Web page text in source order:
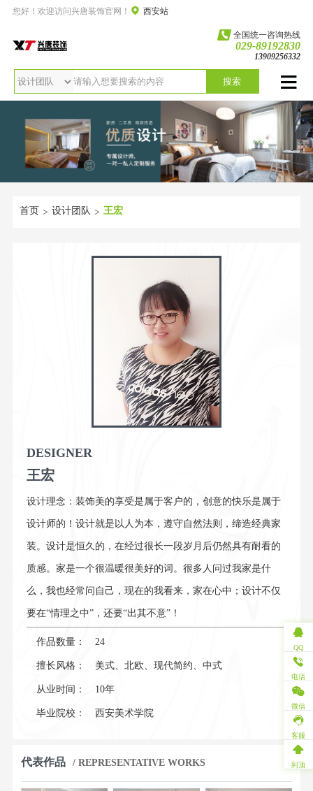
您好！欢迎访问兴唐装饰官网！ 西安站
全国统一咨询热线
029-89192830
13909256332
搜索
首页 > 设计团队 > 王宏
DESIGNER
王宏
设计理念：装饰美的享受是属于客户的，创意的快乐是属于
设计师的！设计就是以人为本，遵守自然法则，缔造经典家
装。设计是恒久的，在经过很长一段岁月后仍然具有耐看的
质感。家是一个很温暖很美好的词。很多人问过我家是什
么，我也经常问自己，现在的我看来，家在心中；设计不仅
要在“情理之中”，还要“出其不意”！
作品数量： 24
擅长风格： 美式、北欧、现代简约、中式
从业时间： 10年
毕业院校： 西安美术学院
代表作品 / REPRESENTATIVE WORKS
QQ
电话
微信
客服
到顶